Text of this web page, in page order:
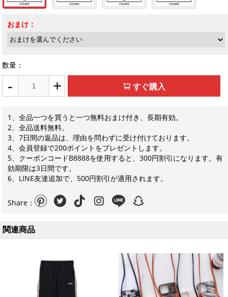
おまけ：
数量：
- + すぐ購入
1、全品一つを買うと一つ無料おまけ付き、長期有効。
2、全品送料無料。
3、7日間の返品は、理由を問わずに受け付けております。
4、会員登録で200ポイントをプレゼントします。
5、クーポンコードB8888を使用すると、300円割引になります。有
効期限は3日間です。
6、LINE友達追加で、500円割引が適用されます。
Share：
関連商品